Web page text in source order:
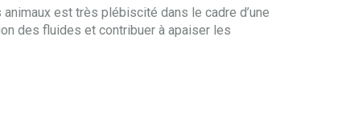
est très plébiscité dans le cadre d’une
des fluides et contribuer à apaiser les